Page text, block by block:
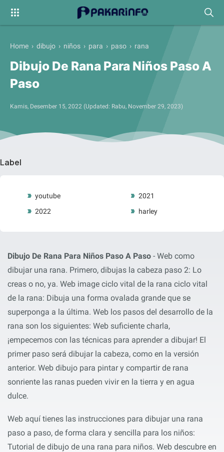
Label
youtube
2021
2022
harley
Home › dibujo › niños › para › paso › rana
Dibujo De Rana Para Niños Paso A
Paso
Kamis, Desember 15, 2022 (Updated: Rabu, November 29, 2023)
Dibujo De Rana Para Niños Paso A Paso - Web como
dibujar una rana. Primero, dibujas la cabeza paso 2: Lo
creas o no, ya. Web image ciclo vital de la rana ciclo vital
de la rana: Dibuja una forma ovalada grande que se
superponga a la última. Web los pasos del desarrollo de la
rana son los siguientes: Web suficiente charla,
¡empecemos con las técnicas para aprender a dibujar! El
primer paso será dibujar la cabeza, como en la versión
anterior. Web dibujo para pintar y compartir de rana
sonriente las ranas pueden vivir en la tierra y en agua
dulce.
Web aquí tienes las instrucciones para dibujar una rana
paso a paso, de forma clara y sencilla para los niños:
Tutorial de dibujo de una rana para niños. Web descubre en